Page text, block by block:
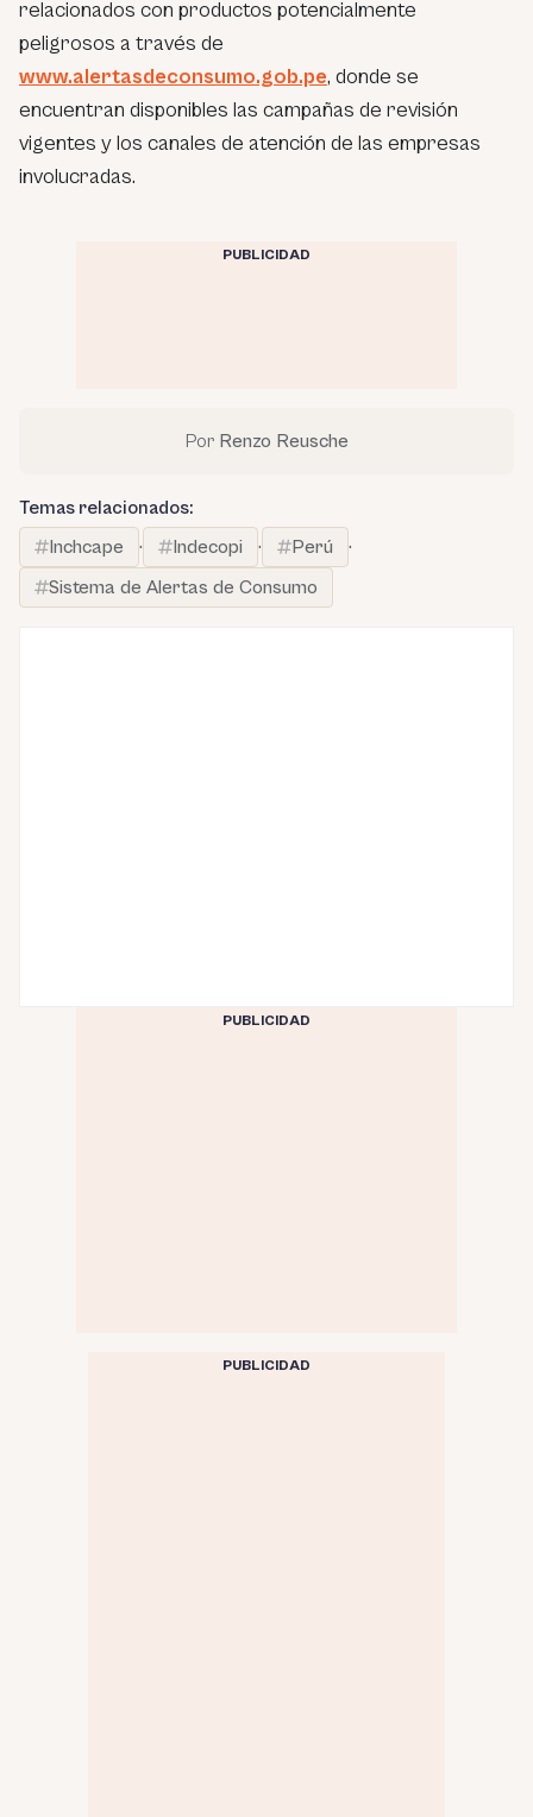
relacionados con productos potencialmente
peligrosos a través de
www.alertasdeconsumo.gob.pe, donde se
encuentran disponibles las campañas de revisión
vigentes y los canales de atención de las empresas
involucradas.
PUBLICIDAD
Por Renzo Reusche
Temas relacionados:
Inchcape
· Indecopi · Perú
·
Sistema de Alertas de Consumo
PUBLICIDAD
PUBLICIDAD